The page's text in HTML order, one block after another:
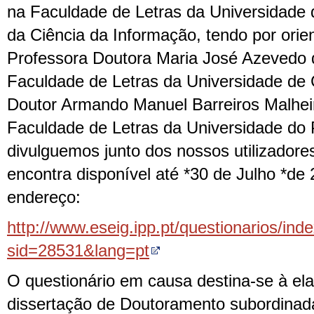
na Faculdade de Letras da Universidade
da Ciência da Informação, tendo por
Professora Doutora Maria José Azevedo
Faculdade de Letras da Universidade
Doutor Armando Manuel Barreiros
Faculdade de Letras da Universidade do
divulguemos junto dos nossos
encontra disponível até *30 de Julho
endereço:
http://www.eseig.ipp.pt/questionarios/
sid=28531&lang=pt
O questionário em causa destina-se à
dissertação de Doutoramento